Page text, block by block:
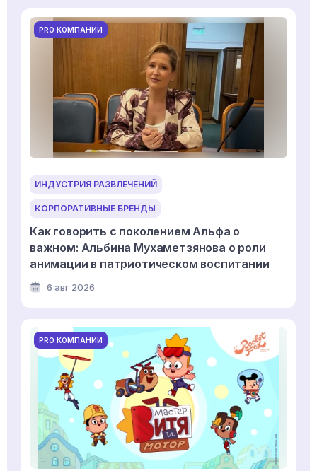
PRO КОМПАНИИ
ИНДУСТРИЯ РАЗВЛЕЧЕНИЙ
КОРПОРАТИВНЫЕ БРЕНДЫ
Как говорить с поколением Альфа о
важном: Альбина Мухаметзянова о роли
анимации в патриотическом воспитании
6 авг 2026
PRO КОМПАНИИ